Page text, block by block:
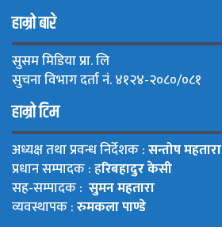
हाम्रो बारे
सुसम मिडिया प्रा. लि
सुचना विभाग दर्ता नं. ४१२४-२०८०/०८१
हाम्रो टिम
अध्यक्ष तथा प्रवन्ध निर्देशक :सन्तोष महतारा
प्रधान सम्पादक : हरिबहादुर केसी
सह-सम्पादक : सुमन महतारा
व्यवस्थापक :रुमकला पाण्डे